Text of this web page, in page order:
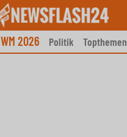
WM 2026 Politik Topthemen